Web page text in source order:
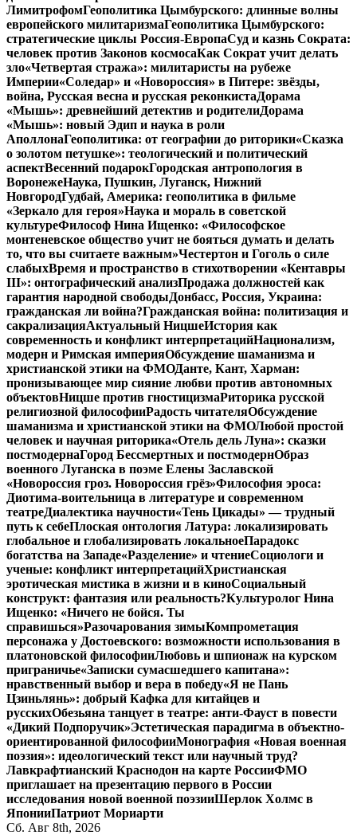
ЛимитрофомГеополитика Цымбурского: длинные волны
европейского милитаризмаГеополитика Цымбурского:
стратегические циклы Россия-ЕвропаСуд и казнь Сократа:
человек против Законов космосаКак Сократ учит делать
зло«Четвертая стража»: милитаристы на рубеже
Империи«Соледар» и «Новороссия» в Питере: звёзды,
война, Русская весна и русская реконкистаДорама
«Мышь»: древнейший детектив и родителиДорама
«Мышь»: новый Эдип и наука в роли
АполлонаГеополитика: от географии до риторики«Сказка
о золотом петушке»: теологический и политический
аспектВесенний подарокГородская антропология в
ВоронежеНаука, Пушкин, Луганск, Нижний
НовгородГудбай, Америка: геополитика в фильме
«Зеркало для героя»Наука и мораль в советской
культуреФилософ Нина Ищенко: «Философское
монтеневское общество учит не бояться думать и делать
то, что вы считаете важным»Честертон и Гоголь о силе
слабыхВремя и пространство в стихотворении «Кентавры
III»: онтографический анализПродажа должностей как
гарантия народной свободыДонбасс, Россия, Украина:
гражданская ли война?Гражданская война: политизация и
сакрализацияАктуальный НицшеИстория как
современность и конфликт интерпретацийНационализм,
модерн и Римская империяОбсуждение шаманизма и
христианской этики на ФМОДанте, Кант, Харман:
пронизывающее мир сияние любви против автономных
объектовНицше против гностицизмаРиторика русской
религиозной философииРадость читателяОбсуждение
шаманизма и христианской этики на ФМОЛюбой простой
человек и научная риторика«Отель дель Луна»: сказки
постмодернаГород Бессмертных и постмодернОбраз
военного Луганска в поэме Елены Заславской
«Новороссия гроз. Новороссия грёз»Философия эроса:
Диотима-воительница в литературе и современном
театреДиалектика научности«Тень Цикады» — трудный
путь к себеПлоская онтология Латура: локализировать
глобальное и глобализировать локальноеПарадокс
богатства на Западе«Разделение» и чтениеСоциологи и
ученые: конфликт интерпретацийХристианская
эротическая мистика в жизни и в киноСоциальный
конструкт: фантазия или реальность?Культуролог Нина
Ищенко: «Ничего не бойся. Ты
справишься»Разочарования зимыКомпрометация
персонажа у Достоевского: возможности использования в
платоновской философииЛюбовь и шпионаж на курском
приграничье«Записки сумасшедшего капитана»:
нравственный выбор и вера в победу«Я не Пань
Цзиньлянь»: добрый Кафка для китайцев и
русскихОбезьяна танцует в театре: анти-Фауст в повести
«Дикий Подпоручик»Эстетическая парадигма в объектно-
ориентированной философииМонография «Новая военная
поэзия»: идеологический текст или научный труд?
Лавкрафтианский Краснодон на карте РоссииФМО
приглашает на презентацию первого в России
исследования новой военной поэзииШерлок Холмс в
ЯпонииПатриот Мориарти
Сб. Авг 8th, 2026